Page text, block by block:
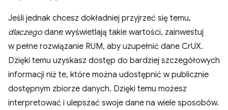
Jeśli jednak chcesz dokładniej przyjrzeć się temu,
dlaczego dane wyświetlają takie wartości, zainwestuj
w pełne rozwiązanie RUM, aby uzupełnić dane CrUX.
Dzięki temu uzyskasz dostęp do bardziej szczegółowych
informacji niż te, które można udostępnić w publicznie
dostępnym zbiorze danych. Dzięki temu możesz
interpretować i ulepszać swoje dane na wiele sposobów.